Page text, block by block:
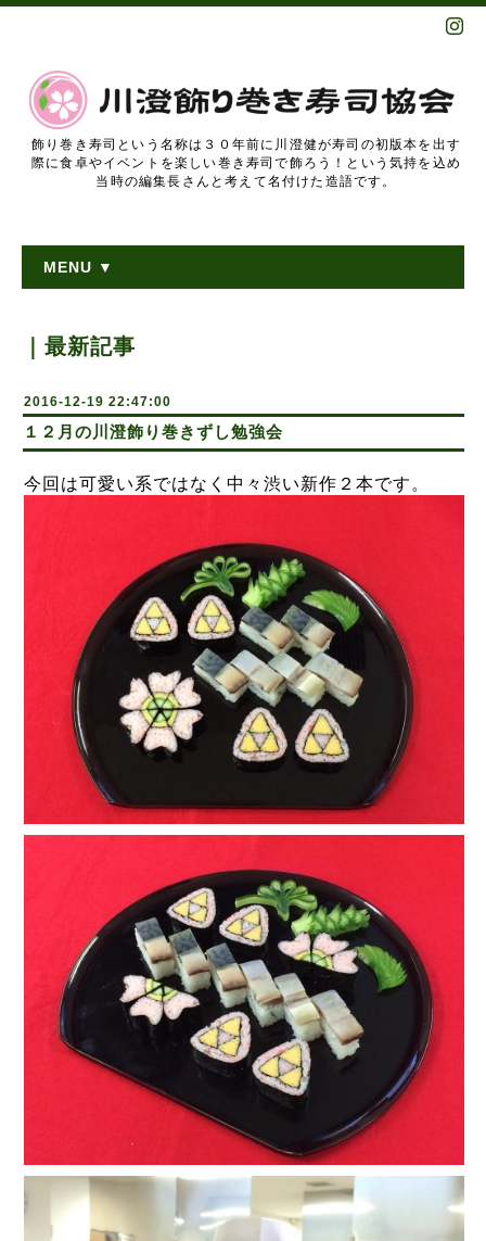
飾り巻き寿司という名称は３０年前に川澄健が寿司の初版本を出す
際に食卓やイベントを楽しい巻き寿司で飾ろう！という気持を込め
当時の編集長さんと考えて名付けた造語です。
MENU ▼
｜最新記事
2016-12-19 22:47:00
１２月の川澄飾り巻きずし勉強会
今回は可愛い系ではなく中々渋い新作２本です。